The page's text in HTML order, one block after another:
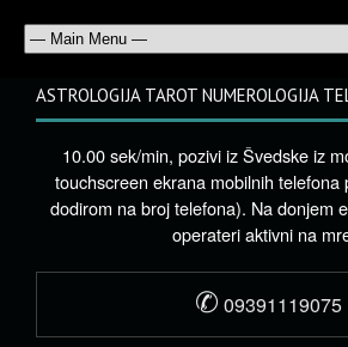
ASTROLOGIJA TAROT NUMEROLOGIJA
10.00 sek/min, pozivi iz Švedske iz
touchscreen ekrana mobilnih telefona
dodirom na broj telefona). Na donjem
operateri aktivni na
✆ 09391119075